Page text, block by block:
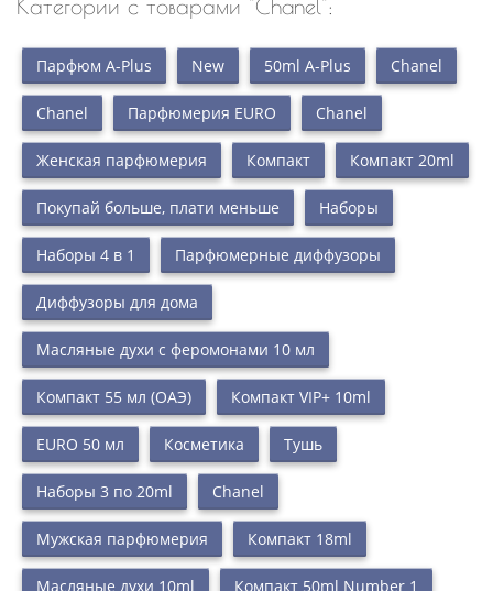
Категории с товарами "Chanel":
Парфюм A-Plus New 50ml A-Plus Chanel
Chanel Парфюмерия EURO Chanel
Женская парфюмерия Компакт Компакт 20ml
Покупай больше, плати меньше Наборы
Наборы 4 в 1 Парфюмерные диффузоры
Диффузоры для дома
Масляные духи с феромонами 10 мл
Компакт 55 мл (ОАЭ) Компакт VIP+ 10ml
EURO 50 мл Косметика Тушь
Наборы 3 по 20ml Chanel
Мужская парфюмерия Компакт 18ml
Масляные духи 10ml Компакт 50ml Number 1